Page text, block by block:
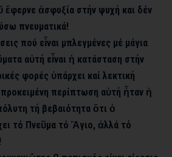
ἀσφυξία στήν ψυχή και δέν
πνευματικά!
πού εἶναι μπλεγμένες μέ μάγια
αὐτή εἶναι ἡ κατάσταση στήν
φορές ὑπάρχει καί λεκτική
περίπτωση αὐτή ἦταν ἡ
τή βεβαιότητα ὅτι ὁ
τό Πνεῦμα τό Ἅγιο, ἀλλά τό